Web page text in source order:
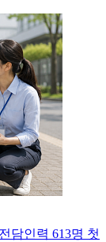
담인력 613명 첫